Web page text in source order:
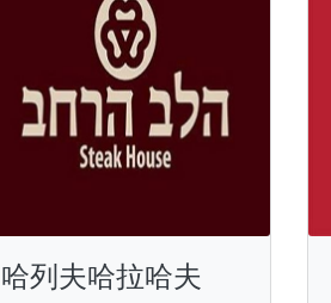
哈列夫哈拉哈夫